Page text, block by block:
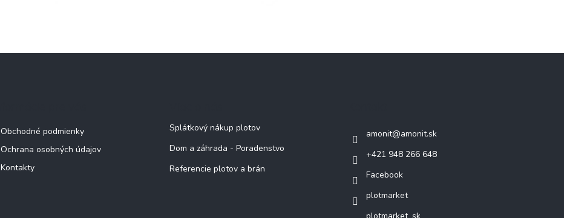
Obchodné podmienky
Ochrana osobných údajov
Kontakty
Splátkový nákup plotov
Dom a záhrada - Poradenstvo
Referencie plotov a brán
amonit@amonit.sk
+421 948 266 648
Facebook
plotmarket